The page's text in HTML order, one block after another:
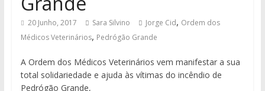
20 Junho, 2017 Sara Silvino Jorge Cid, Ordem dos
Médicos Veterinários, Pedrógão Grande
A Ordem dos Médicos Veterinários vem manifestar a sua
total solidariedade e ajuda às vítimas do incêndio de
Pedrógão Grande,